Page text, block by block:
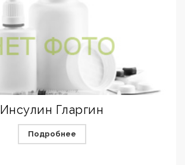
Инсулин Гларгин
Подробнее